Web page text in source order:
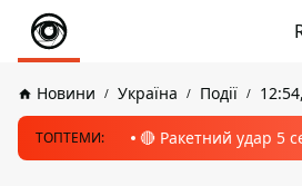
Новини Україна Події
ТОПТЕМИ: 🔴 Ракетний удар 5